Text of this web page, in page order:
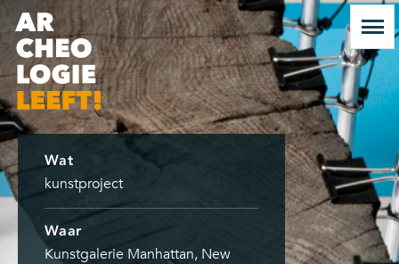
Wat
kunstproject
Waar
Kunstgalerie Manhattan, New